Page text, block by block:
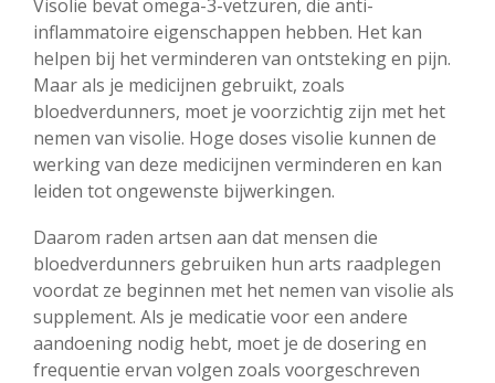
Visolie bevat omega-3-vetzuren, die anti-
inflammatoire eigenschappen hebben. Het kan
helpen bij het verminderen van ontsteking en pijn.
Maar als je medicijnen gebruikt, zoals
bloedverdunners, moet je voorzichtig zijn met het
nemen van visolie. Hoge doses visolie kunnen de
werking van deze medicijnen verminderen en kan
leiden tot ongewenste bijwerkingen.
Daarom raden artsen aan dat mensen die
bloedverdunners gebruiken hun arts raadplegen
voordat ze beginnen met het nemen van visolie als
supplement. Als je medicatie voor een andere
aandoening nodig hebt, moet je de dosering en
frequentie ervan volgen zoals voorgeschreven